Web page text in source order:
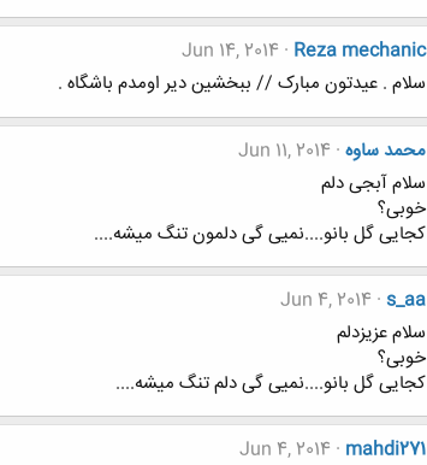
Reza mechanic
Jun 14, 2014
سلام . عیدتون مبارک // ببخشین دیر اومدم باشگاه .
محمد ساوه Jun 11, 2014
سلام آبجی دلم
خوبی؟
کجایی گل بانو....نمیی گی دلمون تنگ میشه....
s_aa
Jun 4, 2014
سلام عزیزدلم
خوبی؟
کجایی گل بانو....نمیی گی دلم تنگ میشه....
mahdi271
Jun 4, 2014